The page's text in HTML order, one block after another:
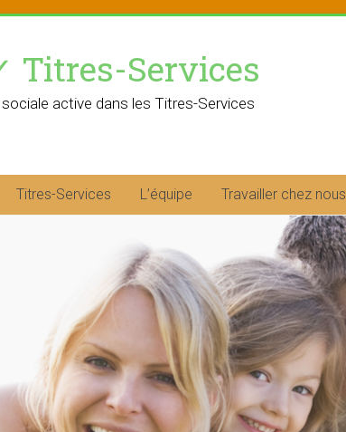
Titres-Services
active dans les Titres-Services
Titres-Services L’équipe Travailler chez nous